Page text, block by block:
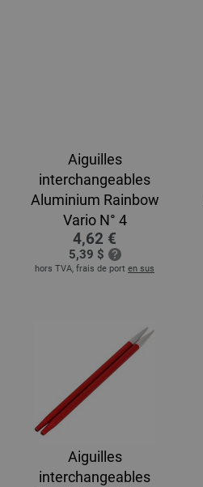
Aiguilles
interchangeables
Aluminium Rainbow
Vario N° 4
4,62 €
5,39 $
hors TVA, frais de port en sus
Aiguilles
interchangeables